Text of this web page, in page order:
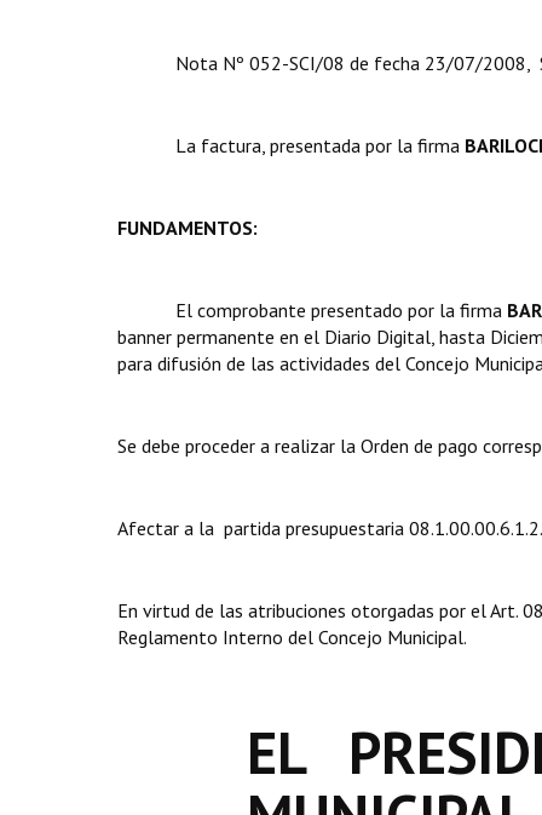
Nota Nº 052-SCI/08 de fecha 23/07/2008,
La factura, presentada por la firma 
FUNDAMENTOS:
El comprobante presentado por la firma 
banner permanente en el Diario Digital, hasta
para difusión de las actividades del Concejo
Se debe proceder a realizar la Orden de pago
Afectar a la partida presupuestaria
En virtud de las atribuciones otorgadas por el Art.
Reglamento Interno del Concejo Municipal.
EL